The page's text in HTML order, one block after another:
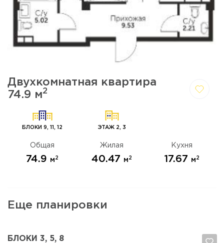
Двухкомнатная квартира
74.9 м2
БЛОКИ 9, 11, 12 ЭТАЖ 2, 3
Общая
74.9 м 2
Жилая
40.47 м 2
Кухня
17.67 м 2
Еще планировки
БЛОКИ 3, 5, 8